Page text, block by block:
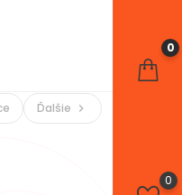
0
0
Ďalšie chevron_right